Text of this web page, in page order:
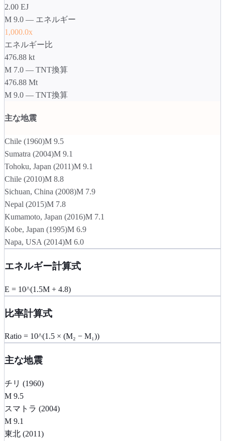
2.00 EJ
M 9.0 — エネルギー
1,000.0x
エネルギー比
476.88 kt
M 7.0 — TNT換算
476.88 Mt
M 9.0 — TNT換算
主な地震
Chile (1960)M 9.5
Sumatra (2004)M 9.1
Tohoku, Japan (2011)M 9.1
Chile (2010)M 8.8
Sichuan, China (2008)M 7.9
Nepal (2015)M 7.8
Kumamoto, Japan (2016)M 7.1
Kobe, Japan (1995)M 6.9
Napa, USA (2014)M 6.0
エネルギー計算式
E = 10^(1.5M + 4.8)
比率計算式
Ratio = 10^(1.5 × (M₂ − M₁))
主な地震
チリ (1960)
M 9.5
スマトラ (2004)
M 9.1
東北 (2011)